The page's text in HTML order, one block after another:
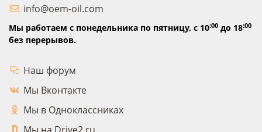
info@oem-oil.com
Мы работаем с понедельника по пятницу, с 10:00 до 18:00
без перерывов.
Наш форум
Мы Вконтакте
Мы в Одноклассниках